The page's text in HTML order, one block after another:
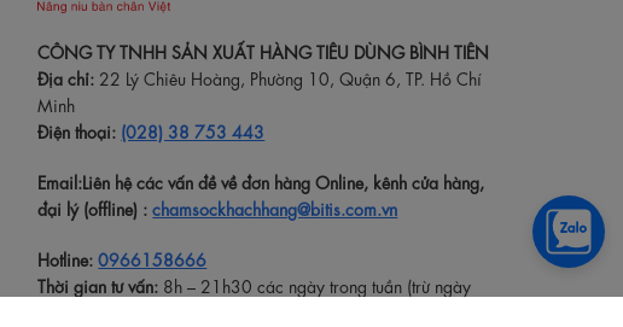
CÔNG TY TNHH SẢN XUẤT HÀNG TIÊU DÙNG BÌNH TIÊN
Địa chỉ: 22 Lý Chiêu Hoàng, Phường 10, Quận 6, TP. Hồ Chí
Minh
Điện thoại: (028) 38 753 443
Email:Liên hệ các vấn đề về đơn hàng Online, kênh cửa hàng,
đại lý (offline) : chamsockhachhang@bitis.com.vn
Hotline: 0966158666
Thời gian tư vấn: 8h – 21h30 các ngày trong tuần (trừ ngày